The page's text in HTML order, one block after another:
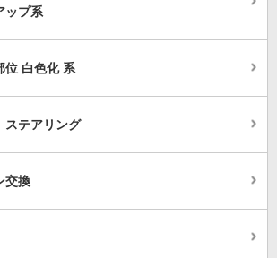
ップ系
位 白色化 系
ステアリング
交換